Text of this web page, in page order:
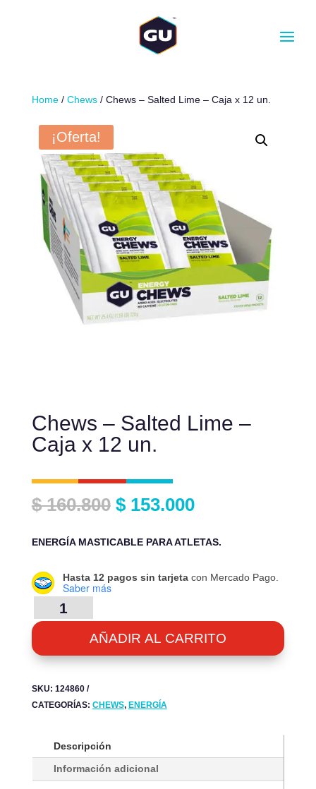
Home/ Chews/ Chews – Salted Lime – Caja x 12 un.
¡Oferta!
Chews – Salted Lime –
Caja x 12 un.
$160.800 El
precio
original
era:
$ 160.800.
$153.000El
actual
es:
$ 153.000.
ENERGÍA MASTICABLE PARA ATLETAS.
Hasta 12 pagos sin tarjetacon Mercado Pago.
Saber más
CHEWS
-
SALTED
LIME
CAJA
X
CANTIDAD
AÑADIR AL CARRITO
SKU: 124860
CATEGORÍAS: CHEWS, ENERGÍA
Descripción
Información adicional